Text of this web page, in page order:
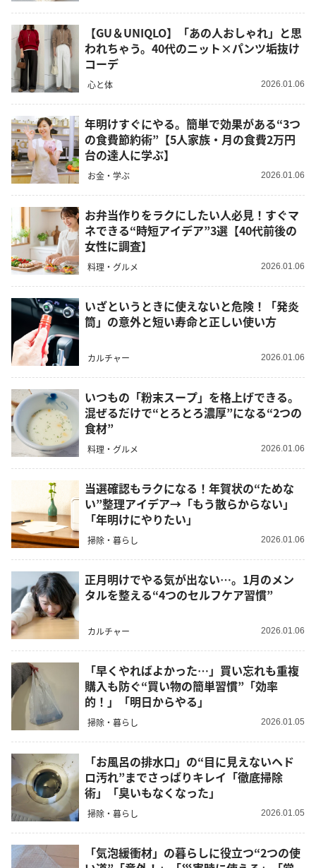
【GU＆UNIQLO】「あの人おしゃれ」と思
われちゃう。40代のニット×パンツ垢抜け
コーデ
心と体 2026.01.06
年明けすぐにやる。簡単で効果がある“3つ
の食費節約術”【5人家族・月の食費2万円
台の達人に学ぶ】
お金・学ぶ 2026.01.06
お弁当作りをラクにしたい人必見！すぐマ
ネできる“時短アイデア”3選【40代前後の
女性に調査】
料理・グルメ 2026.01.06
いざというときに使えないと危険！「発炎
筒」の意外と短い寿命と正しい使い方
カルチャー 2026.01.06
いつもの「粉末スープ」を格上げできる。
混ぜるだけで“とろとろ濃厚”になる“2つの
食材”
料理・グルメ 2026.01.06
当選確認もラクになる！年賀状の“ためな
い”整理アイデア→「もう散らからない」
「年明けにやりたい」
掃除・暮らし 2026.01.06
正月明けでやる気が出ない…。1月のメン
タルを整える“4つのセルフケア習慣”
カルチャー 2026.01.06
「早くやればよかった…」買い忘れも重複
購入も防ぐ“買い物の簡単習慣”「効率
的！」「明日からやる」
掃除・暮らし 2026.01.05
「お風呂の排水口」の“目に見えないヘド
ロ汚れ”までさっぱりキレイ「徹底掃除
術」「臭いもなくなった」
掃除・暮らし 2026.01.05
「気泡緩衝材」の暮らしに役立つ“2つの使